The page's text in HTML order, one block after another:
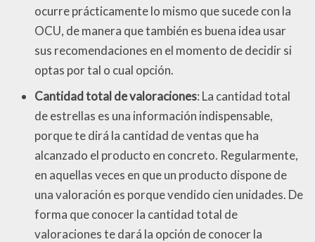
ocurre prácticamente lo mismo que sucede con la
OCU, de manera que también es buena idea usar
sus recomendaciones en el momento de decidir si
optas por tal o cual opción.
Cantidad total de valoraciones: La cantidad total
de estrellas es una información indispensable,
porque te dirá la cantidad de ventas que ha
alcanzado el producto en concreto. Regularmente,
en aquellas veces en que un producto dispone de
una valoración es porque vendido cien unidades. De
forma que conocer la cantidad total de
valoraciones te dará la opción de conocer la